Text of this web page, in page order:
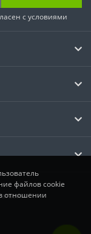
с условиями
файлов cookie
отношении